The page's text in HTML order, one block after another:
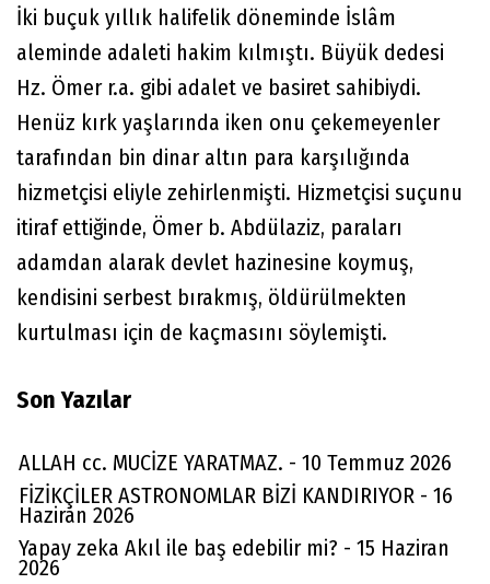
İki buçuk yıllık halifelik döneminde İslâm
aleminde adaleti hakim kılmıştı. Büyük dedesi
Hz. Ömer r.a. gibi adalet ve basiret sahibiydi.
Henüz kırk yaşlarında iken onu çekemeyenler
tarafından bin dinar altın para karşılığında
hizmetçisi eliyle zehirlenmişti. Hizmetçisi suçunu
itiraf ettiğinde, Ömer b. Abdülaziz, paraları
adamdan alarak devlet hazinesine koymuş,
kendisini serbest bırakmış, öldürülmekten
kurtulması için de kaçmasını söylemişti.
Son Yazılar
ALLAH cc. MUCİZE YARATMAZ. - 10 Temmuz 2026
FİZİKÇİLER ASTRONOMLAR BİZİ KANDIRIYOR - 16
Haziran 2026
Yapay zeka Akıl ile baş edebilir mi? - 15 Haziran
2026